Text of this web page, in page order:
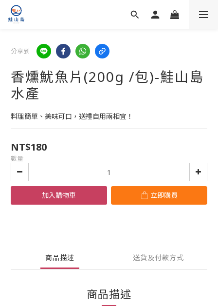
分享到
香燻魷魚片(200g /包)-鮭山島
水產
料理簡單、美味可口，送禮自用兩相宜！
NT$180
數量
加入購物車 立即購買
商品描述 送貨及付款方式
商品描述